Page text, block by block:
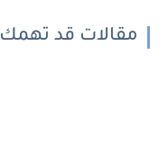
مقالات قد تهمك